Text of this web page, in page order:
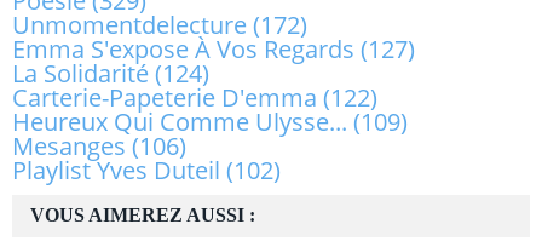
VOUS AIMEREZ AUSSI :
Unmomentdelecture(172)
Emma S'expose À Vos Regards (127)
La Solidarité(124)
Carterie-Papeterie D'emma (122)
Heureux Qui Comme Ulysse... (109)
Mesanges (106)
Playlist Yves Duteil (102)